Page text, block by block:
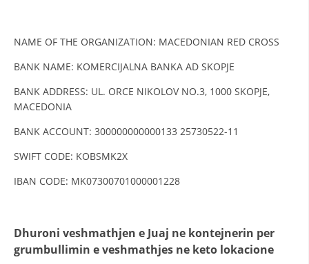
DISEMINIMI
DREJTA NDERKOMBETARE HUMANITARE
PROMOVIMI I VLERAVE HUMANE
SOCIALO-HUMANITARE
NAME OF THE ORGANIZATION: MACEDONIAN RED CROSS
BANK NAME: KOMERCIJALNA BANKA AD SKOPJE
BANK ADDRESS: UL. ORCE NIKOLOV NO.3, 1000 SKOPJE,
MACEDONIA
BANK ACCOUNT: 300000000000133 25730522-11
SWIFT CODE: KOBSMK2X
IBAN CODE: MK07300701000001228
Dhuroni veshmathjen e Juaj ne kontejnerin per
grumbullimin e veshmathjes ne keto lokacione